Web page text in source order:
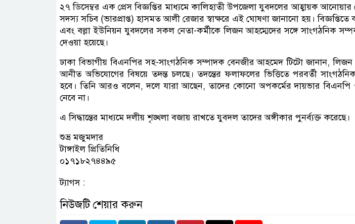
২৭ ডিসেম্বর এক প্রেস বিজ্ঞপ্তির মাধ্যমে কালিহাতী উপজেলা যুবদলের আহ্বায়ক
সদস্য সচিব (ভারপ্রাপ্ত) হাসমত আলী রেজার স্বাক্ষরে এই ঘোষণা জানানো হয়।
এবং বল্লা ইউনিয়ন যুবদলের সকল নেতা-কর্মীকে লিজন আহম্মেদের সঙ্গে সাংগঠনিক
দেওয়া হয়েছে।
ঢাকা বিভাগীয় বিএনপির সহ-সাংগঠনিক সম্পাদক বেনজীর আহমেদ টিটো জানান, লিজন
আনীত অভিযোগের বিষয়ে তদন্ত চলছে। তদন্তের ফলাফলের ভিত্তিতে পরবর্তী সাংগঠনিক
হবে। তিনি আরও বলেন, দলে যারা আছেন, তাদের কোনো অপকর্মের দায়ভার
নেবে না।
এ সিদ্ধান্তের মাধ্যমে দলীয় শৃঙ্খলা বজায় রাখতে যুবদল তাদের অঙ্গীকার পুনর্ব্যক্ত করেছে।
শুভ্র মজুমদার
টাঙ্গাইল প্রিতিনিধি
০১৭১৮২৭৪৪৯৫
ট্যাগস :
নিউজটি শেয়ার করুন